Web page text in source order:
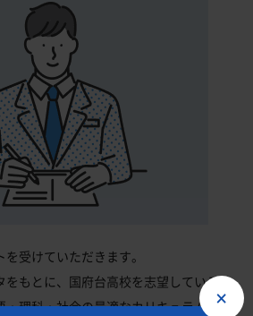
受けていただきます。
をもとに、国府台高校を志望しているあ
理科・社会の最適なカリキュラムを作
×